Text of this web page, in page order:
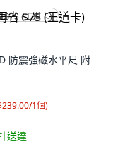
$75 (王道卡)
防震強磁水平尺 附
1個)
送達